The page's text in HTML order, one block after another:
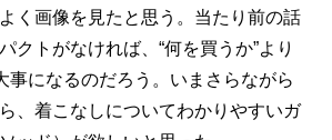
く画像を見たと思う。当たり前の話
クトがなければ、“何を買うか”より
事になるのだろう。いまさらながら
、着こなしについてわかりやすいガ